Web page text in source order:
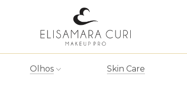
Olhos Skin Care